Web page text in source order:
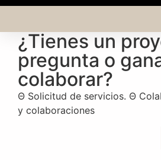
¿Tienes un
pregunta o
colaborar?
Θ Solicitud de servicios. Θ
y colaboraciones